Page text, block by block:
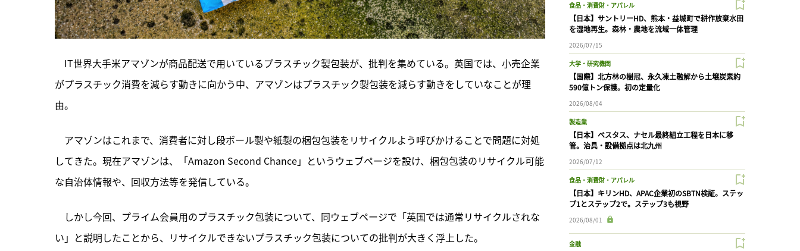
IT世界大手米アマゾンが商品配送で用いているプラスチック製包装が、批判を集めている。英国では、小売企業
がプラスチック消費を減らす動きに向かう中、アマゾンはプラスチック製包装を減らす動きをしていなことが理
由。
アマゾンはこれまで、消費者に対し段ボール製や紙製の梱包包装をリサイクルよう呼びかけることで問題に対処
してきた。現在アマゾンは、「Amazon Second Chance」というウェブページを設け、梱包包装のリサイクル可能
な自治体情報や、回収方法等を発信している。
しかし今回、プライム会員用のプラスチック包装について、同ウェブページで「英国では通常リサイクルされな
い」と説明したことから、リサイクルできないプラスチック包装についての批判が大きく浮上した。
食品・消費財・アパレル
【日本】サントリーHD、熊本・益城町で耕作放棄水田
を湿地再生。森林・農地を流域一体管理
2026/07/15
大学・研究機関
【国際】北方林の樹冠、永久凍土融解から土壌炭素約
590億トン保護。初の定量化
2026/08/04
製造業
【日本】ベスタス、ナセル最終組立工程を日本に移
管。治具・設備拠点は北九州
2026/07/12
食品・消費財・アパレル
【日本】キリンHD、APAC企業初のSBTN検証。ステッ
プ1とステップ2で。ステップ3も視野
2026/08/01
金融